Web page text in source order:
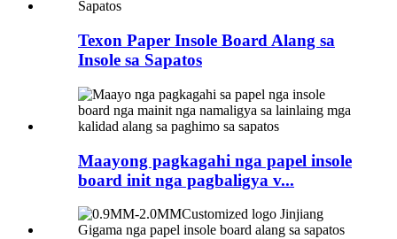
Texon Paper Insole Board Alang sa
Insole sa Sapatos
Maayong pagkagahi nga papel insole
board init nga pagbaligya v...